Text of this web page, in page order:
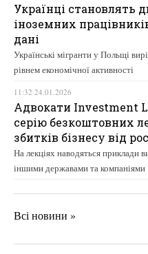
Українці становлять
іноземних
дані
Українські мігранти у Польщі
рівнем економічної активності
11:32 24.01.2026
Адвокати Investment
серію безкоштовних
збитків бізнесу від
На лекціях наводяться приклади
іншими державами та компаніями
Всі новини »